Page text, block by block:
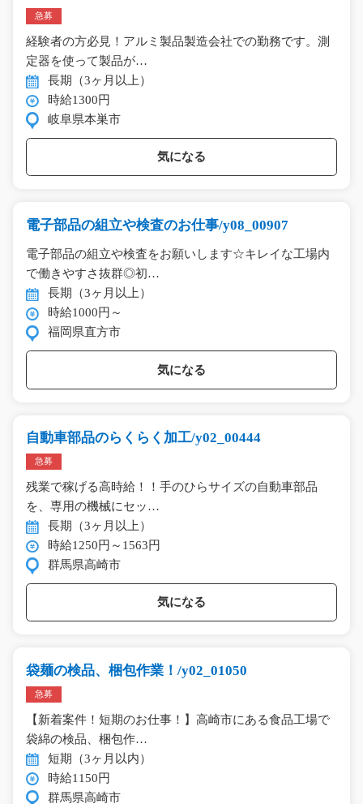
急募
経験者の方必見！アルミ製品製造会社での勤務です。測
定器を使って製品が…
長期（3ヶ月以上）
時給1300円
岐阜県本巣市
気になる
電子部品の組立や検査のお仕事/y08_00907
電子部品の組立や検査をお願いします☆キレイな工場内
で働きやすさ抜群◎初…
長期（3ヶ月以上）
時給1000円～
福岡県直方市
気になる
自動車部品のらくらく加工/y02_00444
急募
残業で稼げる高時給！！手のひらサイズの自動車部品
を、専用の機械にセッ…
長期（3ヶ月以上）
時給1250円～1563円
群馬県高崎市
気になる
袋麺の検品、梱包作業！/y02_01050
急募
【新着案件！短期のお仕事！】高崎市にある食品工場で
袋綿の検品、梱包作…
短期（3ヶ月以内）
時給1150円
群馬県高崎市